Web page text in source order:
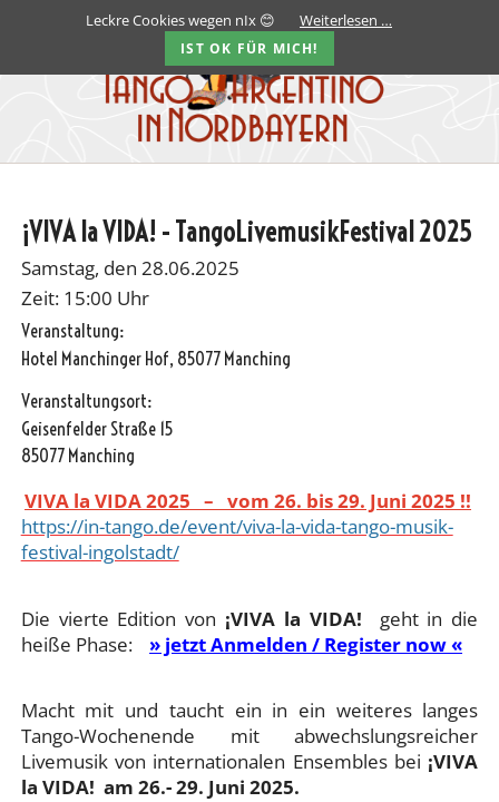
¡VIVA la VIDA! - TangoLivemusikFestival 2025
Samstag, den 28.06.2025
Zeit: 15:00 Uhr
Veranstaltung:
Hotel Manchinger Hof, 85077 Manching
Veranstaltungsort:
Geisenfelder Straße 15
85077 Manching
VIVA la VIDA 2025 – vom 26. bis 29. Juni 2025 !!
https://in-tango.de/event/viva-la-vida-tango-musik-
festival-ingolstadt/
Die vierte Edition von ¡VIVA la VIDA! geht in die
heiße Phase:
» jetzt Anmelden / Register now «
Macht mit und taucht ein in ein weiteres langes
Tango-Wochenende mit abwechslungsreicher
Livemusik von internationalen Ensembles bei ¡VIVA
la VIDA! am 26.- 29. Juni 2025.
Leckre Cookies wegen nIx 😊 Weiterlesen …
IST OK FÜR MICH!